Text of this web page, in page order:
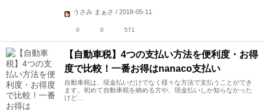
うさみ まぁさ / 2018-05-11
0 0 571
【自動車税】4つの支払い方法を便利度・お得
度で比較！一番お得はnanaco支払い
自動車税は、現金払いだけでなく様々な方法で支払うことができ
ます。初めて自動車税を納める方や、現金払いしか知らなかった
けど…